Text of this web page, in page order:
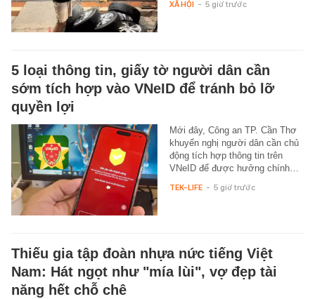
XÃ HỘI - 5 giờ trước
5 loại thông tin, giấy tờ người dân cần
sớm tích hợp vào VNeID để tránh bỏ lỡ
quyền lợi
Mới đây, Công an TP. Cần Thơ
khuyến nghị người dân cần chủ
động tích hợp thông tin trên
VNeID để được hưởng chính…
TEK-LIFE - 5 giờ trước
Thiếu gia tập đoàn nhựa nức tiếng Việt
Nam: Hát ngọt như "mía lùi", vợ đẹp tài
năng hết chỗ chê